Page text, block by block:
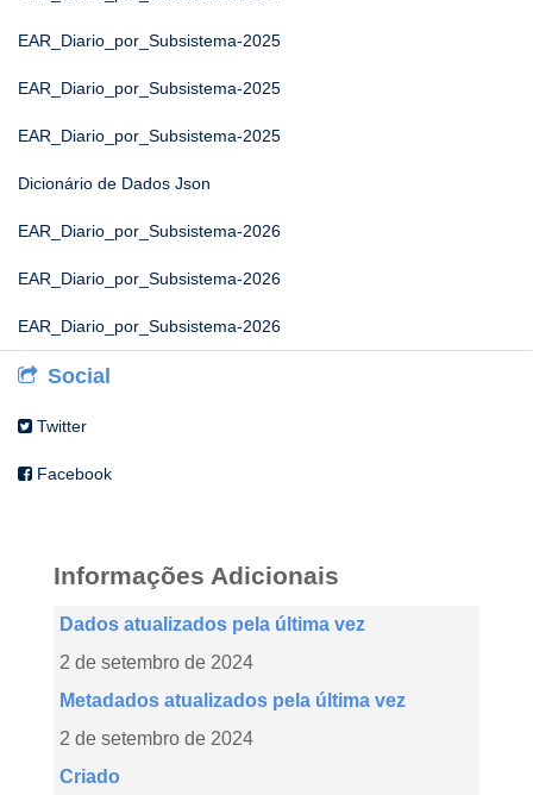
EAR_Diario_por_Subsistema-2025
EAR_Diario_por_Subsistema-2025
EAR_Diario_por_Subsistema-2025
Dicionário de Dados Json
EAR_Diario_por_Subsistema-2026
EAR_Diario_por_Subsistema-2026
EAR_Diario_por_Subsistema-2026
Social
Twitter
Facebook
Informações Adicionais
Dados atualizados pela última vez
2 de setembro de 2024
Metadados atualizados pela última vez
2 de setembro de 2024
Criado